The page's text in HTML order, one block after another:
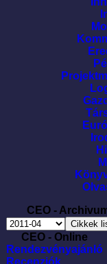
CEO -
CEO - Online
Rendezvényajánló
Recenziók